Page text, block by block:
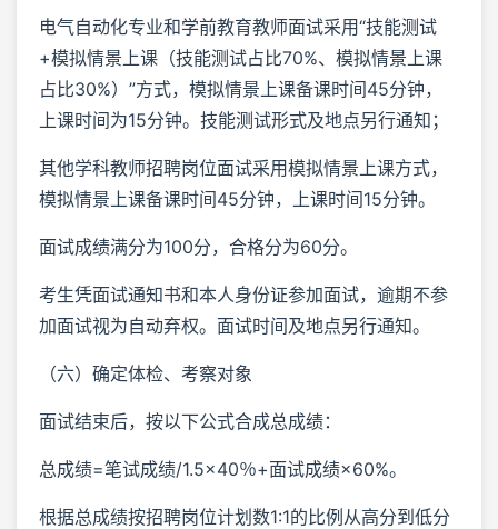
电气自动化专业和学前教育教师面试采用“技能测试
+模拟情景上课（技能测试占比70%、模拟情景上课
占比30%）”方式，模拟情景上课备课时间45分钟，
上课时间为15分钟。技能测试形式及地点另行通知；
其他学科教师招聘岗位面试采用模拟情景上课方式，
模拟情景上课备课时间45分钟，上课时间15分钟。
面试成绩满分为100分，合格分为60分。
考生凭面试通知书和本人身份证参加面试，逾期不参
加面试视为自动弃权。面试时间及地点另行通知。
（六）确定体检、考察对象
面试结束后，按以下公式合成总成绩：
总成绩=笔试成绩/1.5×40％+面试成绩×60%。
根据总成绩按招聘岗位计划数1:1的比例从高分到低分